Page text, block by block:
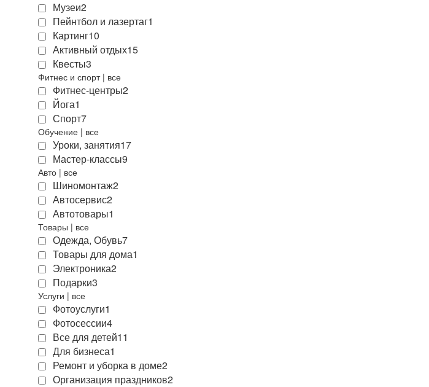
Музеи2
Пейнтбол и лазертаг1
Картинг10
Активный отдых15
Квесты3
Фитнес и спорт | все
Фитнес-центры2
Йога1
Спорт7
Обучение | все
Уроки, занятия17
Мастер-классы9
Авто | все
Шиномонтаж2
Автосервис2
Автотовары1
Товары | все
Одежда, Обувь7
Товары для дома1
Электроника2
Подарки3
Услуги | все
Фотоуслуги1
Фотосессии4
Все для детей11
Для бизнеса1
Ремонт и уборка в доме2
Организация праздников2